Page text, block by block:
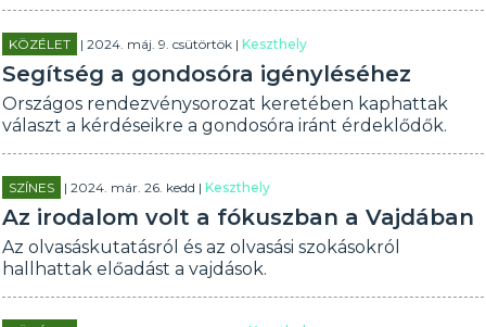
KÖZÉLET | 2024. máj. 9. csütörtök |Keszthely
Segítség a gondosóra igényléséhez
Országos rendezvénysorozat keretében kaphattak
választ a kérdéseikre a gondosóra iránt érdeklődők.
SZÍNES | 2024. már. 26. kedd |Keszthely
Az irodalom volt a fókuszban a Vajdában
Az olvasáskutatásról és az olvasási szokásokról
hallhattak előadást a vajdások.